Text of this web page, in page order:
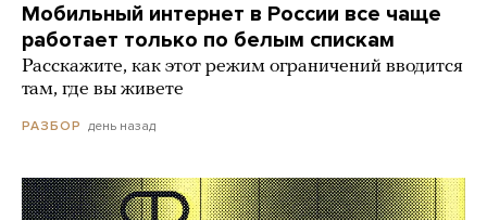
Мобильный интернет в России все чаще
работает только по белым спискам
Расскажите, как этот режим ограничений вводится
там, где вы живете
РАЗБОР день назад